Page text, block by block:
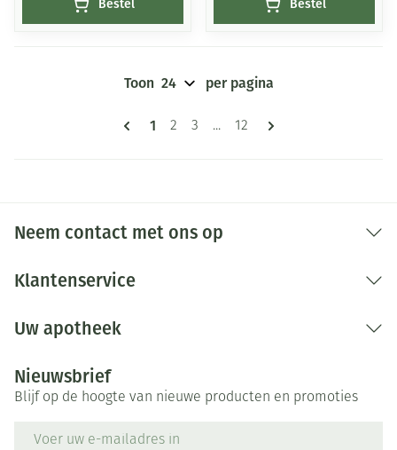
Bestel Bestel
Pagina's
U lees momenteel pagina
1 Pagina
2 Pagina
3 ... Pagina
12
Toon per pagina
Neem contact met ons op
Klantenservice
Uw apotheek
Nieuwsbrief
Blijf op de hoogte van nieuwe producten en promoties